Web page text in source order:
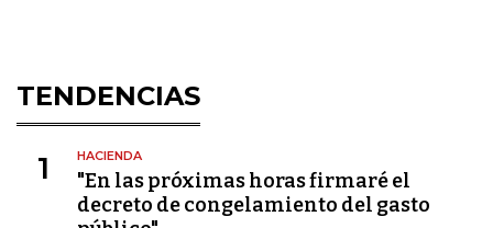
TENDENCIAS
1 HACIENDA
"En las próximas horas firmaré el
decreto de congelamiento del gasto